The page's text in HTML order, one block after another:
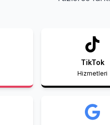
TikTok
Hizmetleri